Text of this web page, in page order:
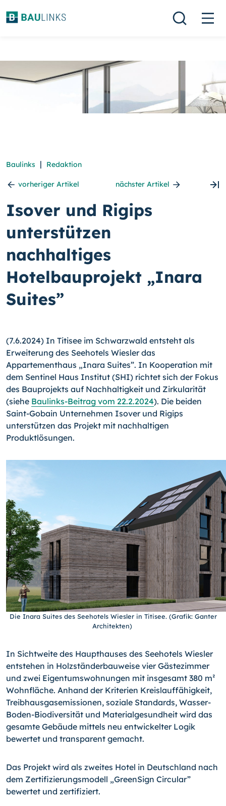
Baulinks | Redaktion
vorheriger Artikel nächster Artikel
Isover und Rigips
unterstützen
nachhaltiges
Hotelbauprojekt „Inara
Suites”
(7.6.2024) In Titisee im Schwarzwald entsteht als
Erweiterung des Seehotels Wiesler das
Appartementhaus „Inara Suites”. In Kooperation mit
dem Sentinel Haus Institut (SHI) richtet sich der Fokus
des Bauprojekts auf Nachhaltigkeit und Zirkularität
(siehe Baulinks-Beitrag vom 22.2.2024). Die beiden
Saint-Gobain Unternehmen Isover und Rigips
unterstützen das Projekt mit nachhaltigen
Produktlösungen.
Die Inara Suites des Seehotels Wiesler in Titisee. (Grafik: Ganter
Architekten)
In Sichtweite des Haupthauses des Seehotels Wiesler
entstehen in Holzständerbauweise vier Gästezimmer
und zwei Eigentumswohnungen mit insgesamt 380 m²
Wohnfläche. Anhand der Kriterien Kreislauffähigkeit,
Treibhausgasemissionen, soziale Standards, Wasser-
Boden-Biodiversität und Materialgesundheit wird das
gesamte Gebäude mittels neu entwickelter Logik
bewertet und transparent gemacht.
Das Projekt wird als zweites Hotel in Deutschland nach
dem Zertifizierungsmodell „GreenSign Circular”
bewertet und zertifiziert.